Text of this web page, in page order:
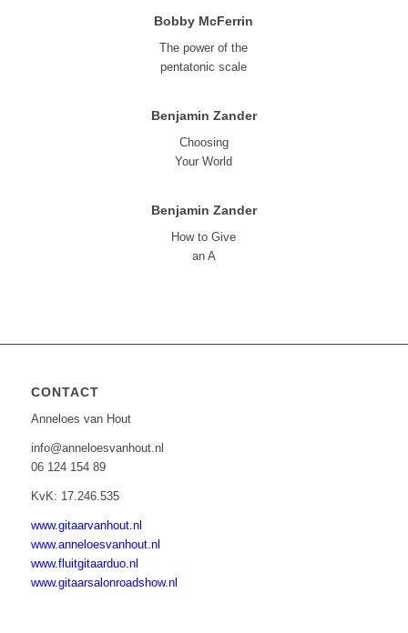
Bobby McFerrin
The power of the
pentatonic scale
Benjamin Zander
Choosing
Your World
Benjamin Zander
How to Give
an A
CONTACT
Anneloes van Hout
info@anneloesvanhout.nl
06 124 154 89
KvK: 17.246.535
www.gitaarvanhout.nl
www.anneloesvanhout.nl
www.fluitgitaarduo.nl
www.gitaarsalonroadshow.nl